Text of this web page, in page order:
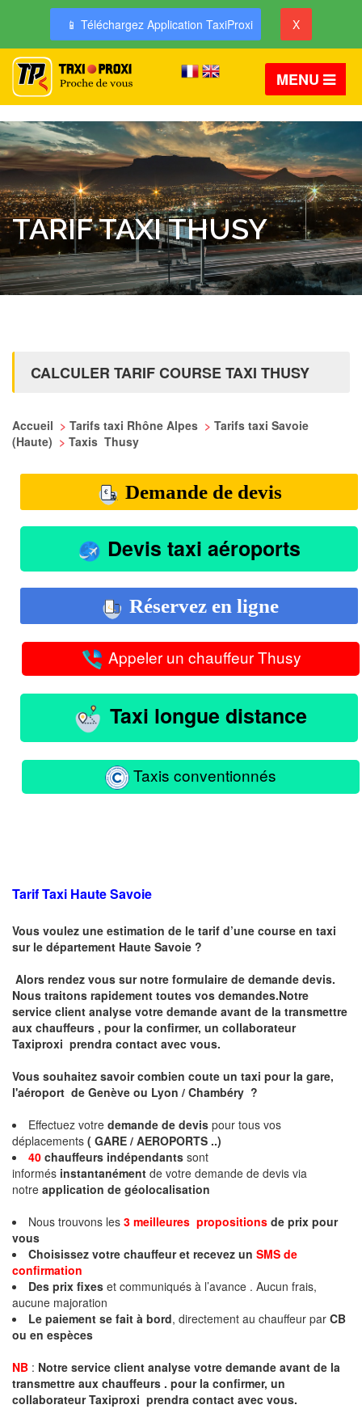
📱 Téléchargez Application TaxiProxi X
MENU
TARIF TAXI THUSY
CALCULER TARIF COURSE TAXI THUSY
Accueil > Tarifs taxi Rhône Alpes > Tarifs taxi Savoie
(Haute) > Taxis Thusy
Demande de devis
Devis taxi aéroports
Réservez en ligne
Appeler un chauffeur Thusy
Taxi longue distance
Taxis conventionnés
Tarif Taxi Haute Savoie
Vous voulez une estimation de le tarif d’une course en taxi
sur le département Haute Savoie ?
Alors rendez vous sur notre formulaire de demande devis.
Nous traitons rapidement toutes vos demandes.Notre
service client analyse votre demande avant de la transmettre
aux chauffeurs , pour la confirmer, un collaborateur
Taxiproxi prendra contact avec vous.
Vous souhaitez savoir combien coute un taxi pour la gare,
l'aéroport de Genève ou Lyon / Chambéry ?
Effectuez votre demande de devis pour tous vos
déplacements ( GARE / AEROPORTS ..)
40 chauffeurs indépendants sont
informés instantanément de votre demande de devis via
notre application de géolocalisation
Nous trouvons les 3 meilleures propositions de prix pour
vous
Choisissez votre chauffeur et recevez un SMS de
confirmation
Des prix fixes et communiqués à l’avance . Aucun frais,
aucune majoration
Le paiement se fait à bord, directement au chauffeur par CB
ou en espèces
NB : Notre service client analyse votre demande avant de la
transmettre aux chauffeurs . pour la confirmer, un
collaborateur Taxiproxi prendra contact avec vous.